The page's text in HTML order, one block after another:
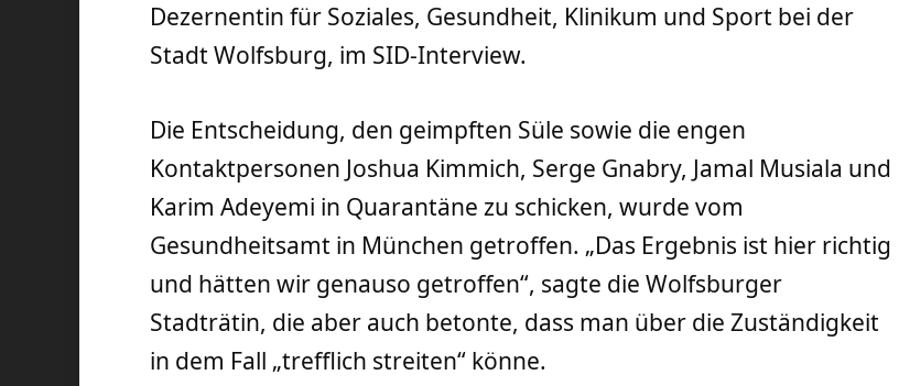
Dezernentin für Soziales, Gesundheit, Klinikum und Sport bei der
Stadt Wolfsburg, im SID-Interview.
Die Entscheidung, den geimpften Süle sowie die engen
Kontaktpersonen Joshua Kimmich, Serge Gnabry, Jamal Musiala und
Karim Adeyemi in Quarantäne zu schicken, wurde vom
Gesundheitsamt in München getroffen. „Das Ergebnis ist hier richtig
und hätten wir genauso getroffen“, sagte die Wolfsburger
Stadträtin, die aber auch betonte, dass man über die Zuständigkeit
in dem Fall „trefflich streiten“ könne.